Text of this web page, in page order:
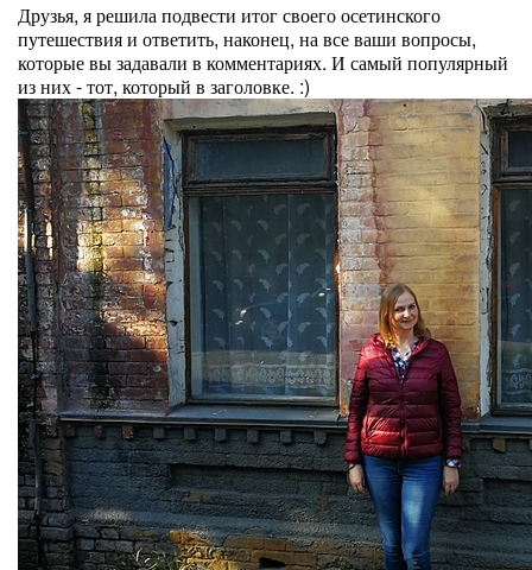
Друзья, я решила подвести итог своего осетинского
путешествия и ответить, наконец, на все ваши вопросы,
которые вы задавали в комментариях. И самый популярный
из них - тот, который в заголовке. :)